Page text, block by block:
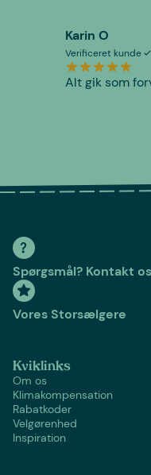
Karin O
Verificeret kunde
Alt gik som
Spørgsmål? Kontakt
Vores Storsælgere
Kviklinks
Om os
Klimakompensation
Rabatkoder
Velgørenhed
Inspiration